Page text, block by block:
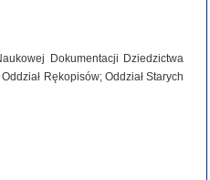
Dokumentacji Dziedzictwa
Rękopisów; Oddział Starych